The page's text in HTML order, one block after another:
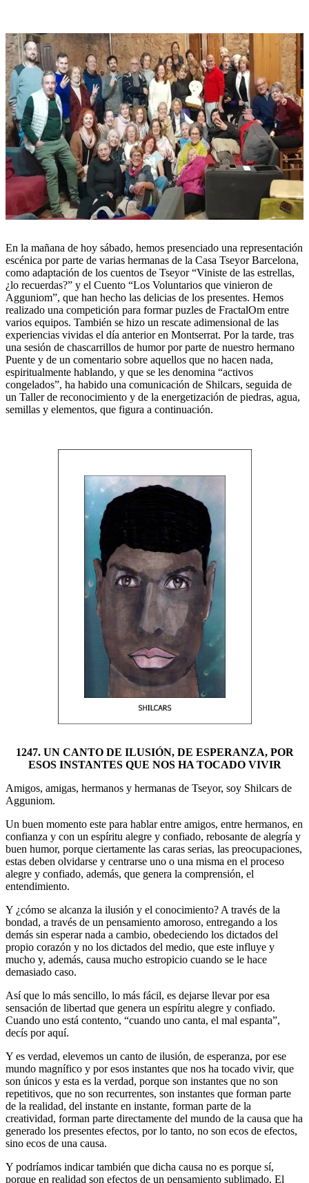
En la mañana de hoy sábado, hemos presenciado una representación
escénica por parte de varias hermanas de la Casa Tseyor Barcelona,
como adaptación de los cuentos de Tseyor “Viniste de las estrellas,
¿lo recuerdas?” y el Cuento “Los Voluntarios que vinieron de
Agguniom”, que han hecho las delicias de los presentes. Hemos
realizado una competición para formar puzles de FractalOm entre
varios equipos. También se hizo un rescate adimensional de las
experiencias vividas el día anterior en Montserrat. Por la tarde, tras
una sesión de chascarrillos de humor por parte de nuestro hermano
Puente y de un comentario sobre aquellos que no hacen nada,
espiritualmente hablando, y que se les denomina “activos
congelados”, ha habido una comunicación de Shilcars, seguida de
un Taller de reconocimiento y de la energetización de piedras, agua,
semillas y elementos, que figura a continuación.
1247. UN CANTO DE ILUSIÓN, DE ESPERANZA, POR
ESOS INSTANTES QUE NOS HA TOCADO VIVIR
Amigos, amigas, hermanos y hermanas de Tseyor, soy Shilcars de
Agguniom.
Un buen momento este para hablar entre amigos, entre hermanos, en
confianza y con un espíritu alegre y confiado, rebosante de alegría y
buen humor, porque ciertamente las caras serias, las preocupaciones,
estas deben olvidarse y centrarse uno o una misma en el proceso
alegre y confiado, además, que genera la comprensión, el
entendimiento.
Y ¿cómo se alcanza la ilusión y el conocimiento? A través de la
bondad, a través de un pensamiento amoroso, entregando a los
demás sin esperar nada a cambio, obedeciendo los dictados del
propio corazón y no los dictados del medio, que este influye y
mucho y, además, causa mucho estropicio cuando se le hace
demasiado caso.
Así que lo más sencillo, lo más fácil, es dejarse llevar por esa
sensación de libertad que genera un espíritu alegre y confiado.
Cuando uno está contento, “cuando uno canta, el mal espanta”,
decís por aquí.
Y es verdad, elevemos un canto de ilusión, de esperanza, por ese
mundo magnífico y por esos instantes que nos ha tocado vivir, que
son únicos y esta es la verdad, porque son instantes que no son
repetitivos, que no son recurrentes, son instantes que forman parte
de la realidad, del instante en instante, forman parte de la
creatividad, forman parte directamente del mundo de la causa que ha
generado los presentes efectos, por lo tanto, no son ecos de efectos,
sino ecos de una causa.
Y podríamos indicar también que dicha causa no es porque sí,
porque en realidad son efectos de un pensamiento sublimado. El